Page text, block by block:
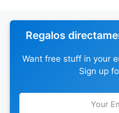
Regalos
Want free stuff in your
Sign up
Leave